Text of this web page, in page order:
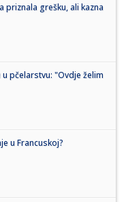
priznala grešku, ali kazna
pčelarstvu: "Ovdje želim
u Francuskoj?